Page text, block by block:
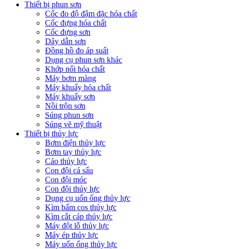
Thiết bị phun sơn
Cốc đo độ đậm đặc hóa chất
Cốc đựng hóa chất
Cốc đựng sơn
Dây dẫn sơn
Đồng hồ đo áp suất
Dụng cụ phun sơn khác
Khớp nối hóa chất
Máy bơm màng
Máy khuấy hóa chất
Máy khuấy sơn
Nồi trộn sơn
Súng phun sơn
Súng vẽ mỹ thuật
Thiết bị thủy lực
Bơm điện thủy lực
Bơm tay thủy lực
Cảo thủy lực
Con đội cá sấu
Con đội móc
Con đội thủy lực
Dụng cụ uốn ống thủy lực
Kìm bấm cos thủy lực
Kìm cắt cáp thủy lực
Máy đột lỗ thủy lực
Máy ép thủy lực
Máy uốn ống thủy lực